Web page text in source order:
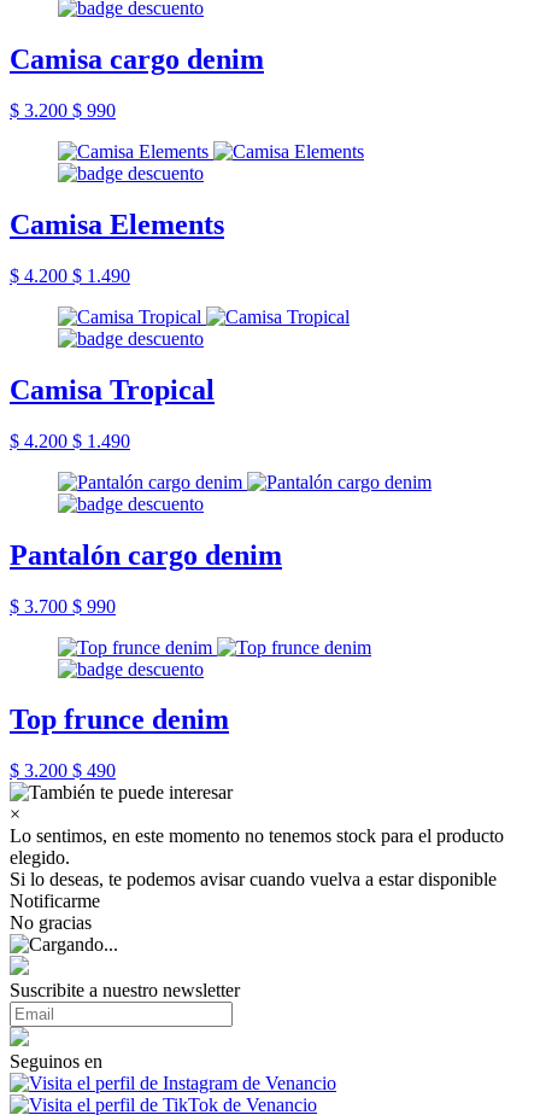
Camisa cargo denim
$ 3.200 $ 990
Camisa Elements
$ 4.200 $ 1.490
Camisa Tropical
$ 4.200 $ 1.490
Pantalón cargo denim
$ 3.700 $ 990
Top frunce denim
$ 3.200 $ 490
×
Lo sentimos, en este momento no tenemos stock para el producto
elegido.
Si lo deseas, te podemos avisar cuando vuelva a estar disponible
Notificarme
No gracias
Suscribite a nuestro newsletter
Seguinos en